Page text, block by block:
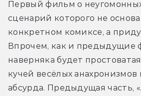
Первый фильм о неугомонных
сценарий которого не
конкретном комиксе, а
Впрочем, как и предыдущие
наверняка будет
кучей весёлых анахронизмов
абсурда. Предыдущая часть,